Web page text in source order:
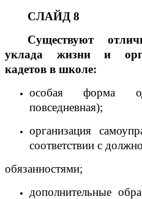
СЛАЙД 8
Существуют
уклада жизни и
кадетов в школе:
особая форма
повседневная);
организация
соответствии с
обязанностями;
дополнительные